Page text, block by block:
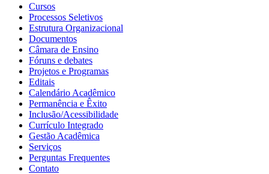
Cursos
Processos Seletivos
Estrutura Organizacional
Documentos
Câmara de Ensino
Fóruns e debates
Projetos e Programas
Editais
Calendário Acadêmico
Permanência e Êxito
Inclusão/Acessibilidade
Currículo Integrado
Gestão Acadêmica
Serviços
Perguntas Frequentes
Contato